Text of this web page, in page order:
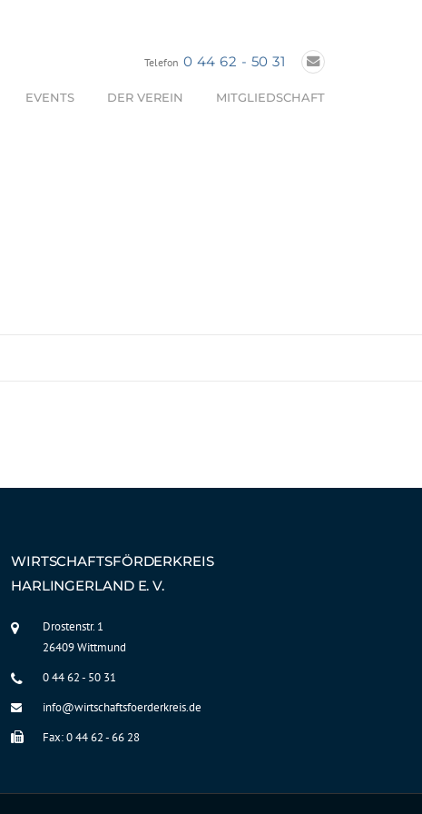
Telefon 0 44 62 - 50 31
EVENTS DER VEREIN MITGLIEDSCHAFT
WIRTSCHAFTSFÖRDERKREIS
HARLINGERLAND E. V.
Drostenstr. 1
26409 Wittmund
0 44 62 - 50 31
info@wirtschaftsfoerderkreis.de
Fax: 0 44 62 - 66 28